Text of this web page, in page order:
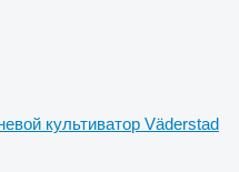
культиватор Väderstad